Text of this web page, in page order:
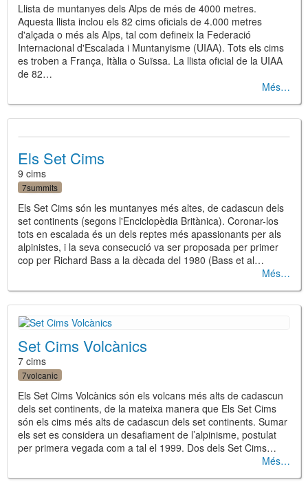
Llista de muntanyes dels Alps de més de 4000 metres.
Aquesta llista inclou els 82 cims oficials de 4.000 metres
d'alçada o més als Alps, tal com defineix la Federació
Internacional d'Escalada i Muntanyisme (UIAA). Tots els cims
es troben a França, Itàlia o Suïssa. La llista oficial de la UIAA
de 82…
Més
Els Set Cims
9 cims
7summits
Els Set Cims són les muntanyes més altes, de cadascun dels
set continents (segons l'Enciclopèdia Britànica). Coronar-los
tots en escalada és un dels reptes més apassionants per als
alpinistes, i la seva consecució va ser proposada per primer
cop per Richard Bass a la dècada del 1980 (Bass et al…
Més
Set Cims Volcànics
7 cims
7volcanic
Els Set Cims Volcànics són els volcans més alts de cadascun
dels set continents, de la mateixa manera que Els Set Cims
són els cims més alts de cadascun dels set continents. Sumar
els set es considera un desafiament de l’alpinisme, postulat
per primera vegada com a tal el 1999. Dos dels Set Cims…
Més